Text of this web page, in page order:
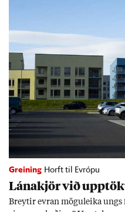
Greining Horft til Evrópu
Lána­kjör við
Breyt­ir evr­an mögu­leika ungs